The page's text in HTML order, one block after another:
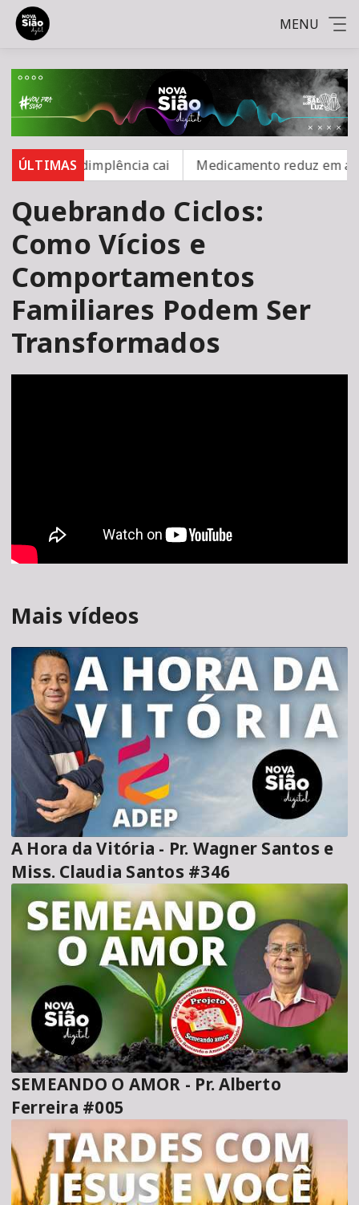
MENU
ÚLTIMAS
mas inadimplência cai Medicamento reduz em até
Quebrando Ciclos:
Como Vícios e
Comportamentos
Familiares Podem Ser
Transformados
Mais vídeos
A Hora da Vitória - Pr. Wagner Santos e
Miss. Claudia Santos #346
SEMEANDO O AMOR - Pr. Alberto
Ferreira #005